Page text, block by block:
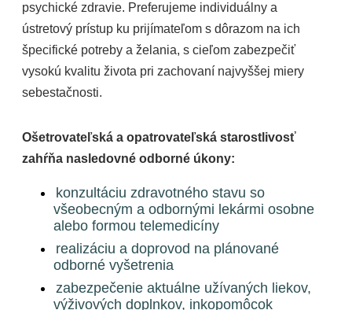
psychické zdravie. Preferujeme individuálny a
ústretový prístup ku prijímateľom s dôrazom na ich
špecifické potreby a želania, s cieľom zabezpečiť
vysokú kvalitu života pri zachovaní najvyššej miery
sebestačnosti.
Ošetrovateľská a opatrovateľská starostlivosť
zahŕňa nasledovné odborné úkony:
konzultáciu zdravotného stavu so
všeobecným a odbornými lekármi osobne
alebo formou telemedicíny
realizáciu a doprovod na plánované
odborné vyšetrenia
zabezpečenie aktuálne užívaných liekov,
výživových doplnkov, inkopomôcok